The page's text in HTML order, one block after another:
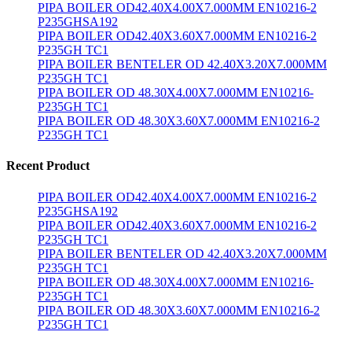
PIPA BOILER OD42.40X4.00X7.000MM EN10216-2
P235GHSA192
PIPA BOILER OD42.40X3.60X7.000MM EN10216-2
P235GH TC1
PIPA BOILER BENTELER OD 42.40X3.20X7.000MM
P235GH TC1
PIPA BOILER OD 48.30X4.00X7.000MM EN10216-
P235GH TC1
PIPA BOILER OD 48.30X3.60X7.000MM EN10216-2
P235GH TC1
Recent Product
PIPA BOILER OD42.40X4.00X7.000MM EN10216-2
P235GHSA192
PIPA BOILER OD42.40X3.60X7.000MM EN10216-2
P235GH TC1
PIPA BOILER BENTELER OD 42.40X3.20X7.000MM
P235GH TC1
PIPA BOILER OD 48.30X4.00X7.000MM EN10216-
P235GH TC1
PIPA BOILER OD 48.30X3.60X7.000MM EN10216-2
P235GH TC1